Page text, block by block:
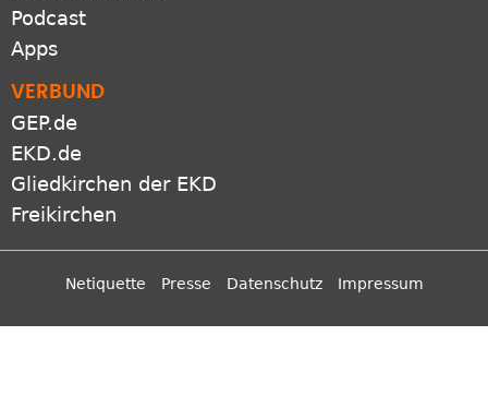
Podcast
Apps
VERBUND
GEP.de
EKD.de
Gliedkirchen der EKD
Freikirchen
Netiquette Presse Datenschutz Impressum